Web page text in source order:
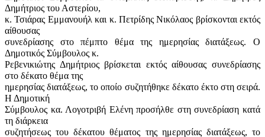
Δημήτριος του Αστερίου,
κ. Τσιάρας Εμμανουήλ και κ. Πετρίδης Νικόλαος βρίσκονται εκτός
αίθουσας
συνεδρίασης στο πέμπτο θέμα της ημερησίας διατάξεως. Ο
Δημοτικός Σύμβουλος κ.
Ρεβενικιώτης Δημήτριος βρίσκεται εκτός αίθουσας συνεδρίασης
στο δέκατο θέμα της
ημερησίας διατάξεως, το οποίο συζητήθηκε δέκατο έκτο στη σειρά.
Η Δημοτική
Σύμβουλος κα. Λογοτριβή Ελένη προσήλθε στη συνεδρίαση κατά
τη διάρκεια
συζητήσεως του δέκατου θέματος της ημερησίας διατάξεως, το